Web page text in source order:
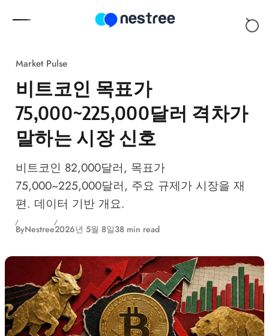
Market Pulse
비트코인 목표가
75,000~225,000달러 격차가
말하는 시장 신호
비트코인 82,000달러, 목표가
75,000~225,000달러, 주요 규제가 시장을 재
편. 데이터 기반 개요.
ByNestree2026년 5월 8일38 min read